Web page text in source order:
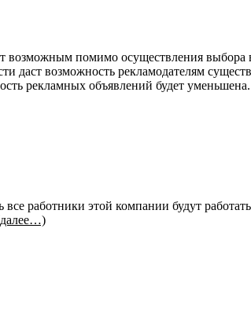
возможным помимо осуществления выбора
даст возможность рекламодателям
рекламных объявлений будет уменьшена.
работники этой компании будут